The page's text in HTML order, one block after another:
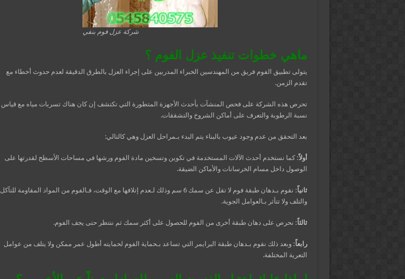
شركة عزل فوم بنفي
ماهي خطوات تنفيذ عزل الفوم ؟
يتولى تطبيق الفوم فريق من المهندسين الخبراء المدربين على إجراء العزل بالطرق الدقيقة لعدم حدوث أخطاء مع
تقدم الزمن.
تحرص هذه الشركة على فحص المنشآت بأحدث الأجهزة المتطورة التي تكتشف إن كان هناك تسربات مياه مع قياس
نسبة الرطوبة والتعرف على أماكن الشروخ والتشققات.
بعد التحقق من عدم وجود عيوب بالبناء يتم البدء بـمراحل العزل وهي كالتالي:
أولاً: كما نستخدم أحدث الآلات المستخدمة في تكوين وتسخين مادة الفوم ورشها في مساحات الأسطح لقدرتها على
الوصول داخل مسام الخرسانات والأماكن الضيقة.
ثانياً:
نقوم بـدهان طبقة فوم لا تقل عن سمك 6 سم وذلك لـعدم إتلافها مع الوقت، فـالفوم من المواد المقاومة للتآكل
والتلف ولا تتأثر بـالعوامل الجوية.
ثالثاً: نحرص على دهان طبقة أخرى من الفوم للحصول على أكثر سمك ثم ننتظر حتى يجف الفوم.
رابعاً: وبعد ذلك نقوم بـدهان طبقة البرايمر التي تساعد بـحماية الفوم لحمايته أطول عمر ممكن ولا يتلف من عوامل
التعرية المختلفة.